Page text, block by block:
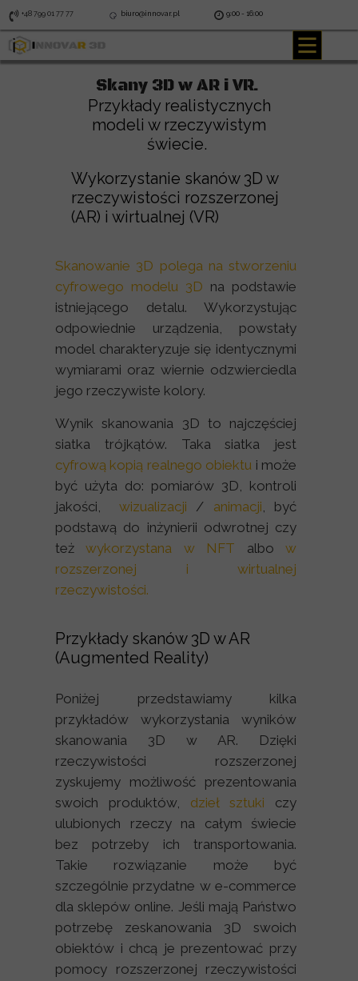
+48 799 01 77 77 biuro@innovar.pl 9:00 - 16:00
Skany 3D w AR i VR.
Przykłady realistycznych
modeli w rzeczywistym
świecie.
Wykorzystanie skanów 3D w
rzeczywistości rozszerzonej
(AR) i wirtualnej (VR)
Skanowanie 3D polega na stworzeniu
cyfrowego modelu 3D na podstawie
istniejącego detalu. Wykorzystując
odpowiednie urządzenia, powstały
model charakteryzuje się identycznymi
wymiarami oraz wiernie odzwierciedla
jego rzeczywiste kolory.
Wynik skanowania 3D to najczęściej
siatka trójkątów. Taka siatka jest
cyfrową kopią realnego obiektu i może
być użyta do: pomiarów 3D, kontroli
jakości, wizualizacji / animacji, być
podstawą do inżynierii odwrotnej czy
teżwykorzystana w NFT albow
rozszerzonej i wirtualnej
rzeczywistości.
Przykłady skanów 3D w AR
(Augmented Reality)
Poniżej przedstawiamy kilka
przykładów wykorzystania wyników
skanowania 3D w AR. Dzięki
rzeczywistości rozszerzonej
zyskujemy możliwość prezentowania
swoich produktów, dzieł sztuki czy
ulubionych rzeczy na całym świecie
bez potrzeby ich transportowania.
Takie rozwiązanie może być
szczególnie przydatne w e-commerce
dla sklepów online. Jeśli mają Państwo
potrzebę zeskanowania 3D swoich
obiektów i chcą je prezentować przy
pomocy rozszerzonej rzeczywistości